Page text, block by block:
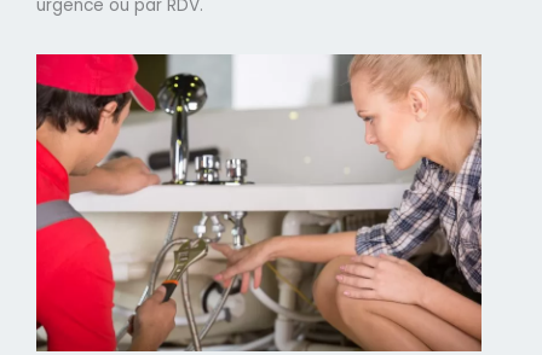
urgence ou par RDV.